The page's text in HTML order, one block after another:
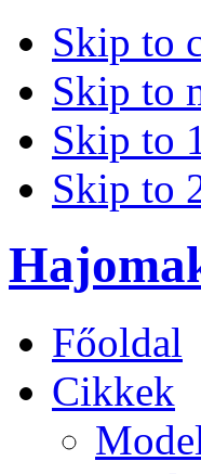
Skip to
Skip to
Skip to
Skip to
Főoldal
Cikkek